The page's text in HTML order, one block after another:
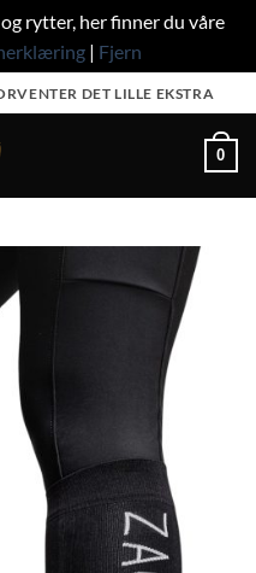
rytter, her finner du våre
| Fjern
DET LILLE EKSTRA
0